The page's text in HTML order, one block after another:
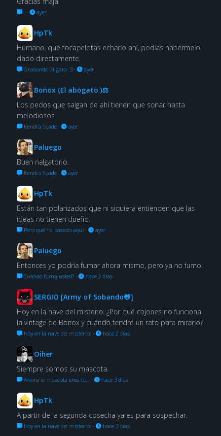
. · ayer
HpTk
Humano, qué tocapelotas echarlo ahí, podías habérmelo
dado directamente.
Grabando al gato :3· ayer
Bonox (El abogato )⚖
Los pedos que salgan de ahí tienen que sonar hasta
melodiosos
Kendra Spade· ayer
Paluego
Buen nalgatorio.
Kendra Spade· ayer
HpTk
Están tan polarizados que ni siquiera entienden que las
ideas no tienen dueño.
Pero qué ha pasado aquí· ayer
Paluego
Entonces yo podría fumar ahora mismo, pero ya no fumo.
Cuándo fuma usted?· hace 2 días
SERGIO [Army of Sobando🐸]
Hoy en la nave del misterio: ¿Por qué cojones no funciona
la vintage de Bonox y cuándo tendré un rato para mirarlo?
Hoy en la nave del misterio: · hace 2 días
Oiher
Siempre somos su mascota.
Ahora la mascota eres tú… · hace 3 días
HpTk
A partir de la segunda cosecha ya es para sospechar.
Hoy en la nave del misterio: · hace 3 días